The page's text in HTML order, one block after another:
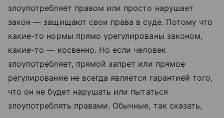
злоупотребляет правом или просто нарушает
закон — защищают свои права в суде. Потому что
какие-то нормы прямо урегулированы законом,
какие-то — косвенно. Но если человек
злоупотребляет, прямой запрет или прямое
регулирование не всегда является гарантией того,
что он не будет нарушать или пытаться
злоупотреблять правами. Обычные, так сказать,